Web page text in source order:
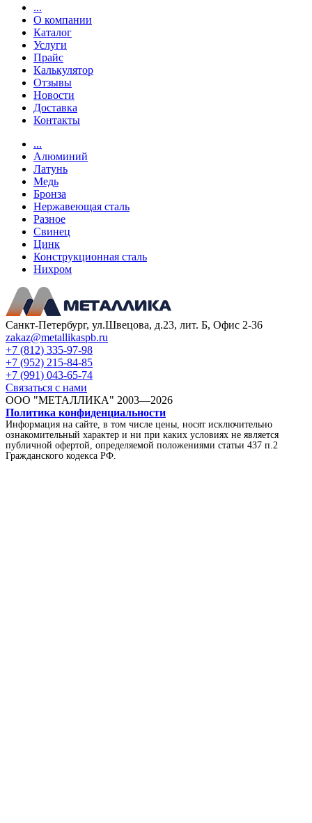
...
О компании
Каталог
Услуги
Прайс
Калькулятор
Отзывы
Новости
Доставка
Контакты
...
Алюминий
Латунь
Медь
Бронза
Нержавеющая сталь
Разное
Свинец
Цинк
Конструкционная сталь
Нихром
Санкт-Петербург, ул.Швецова, д.23, лит. Б, Офис 2-36
zakaz@metallikaspb.ru
+7 (812) 335-97-98
+7 (952) 215-84-85
+7 (991) 043-65-74
Связаться с нами
ООО "МЕТАЛЛИКА" 2003—2026
Политика конфиденциальности
Информация на сайте, в том числе цены, носят исключительно
ознакомительный характер и ни при каких условиях не является
публичной офертой, определяемой положениями статьи 437 п.2
Гражданского кодекса РФ.